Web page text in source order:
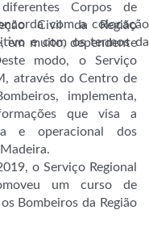
Corpos de
Civil da Região
em muito, dependente
modo, o Serviço
através do Centro de
implementa,
que visa a
e operacional dos
o Serviço Regional
um curso de
Bombeiros da Região
com a colocação
e com os termos da